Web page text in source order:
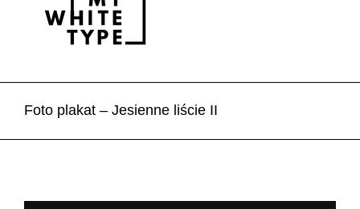
Foto plakat – Jesienne liście II